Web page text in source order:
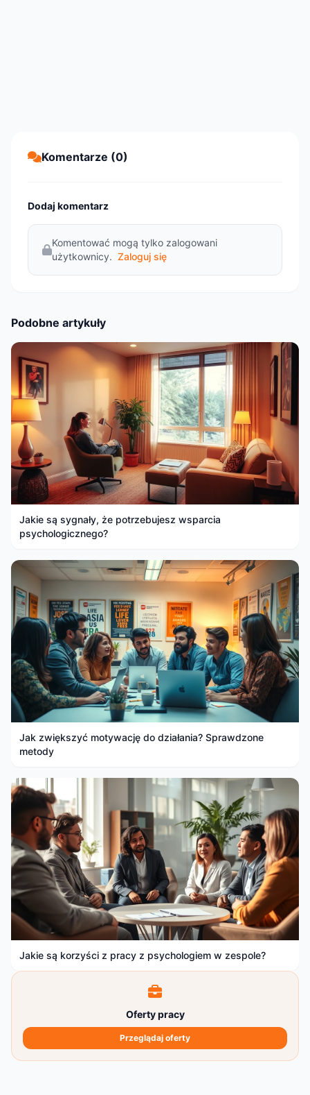
Komentarze (0)
Dodaj komentarz
Komentować mogą tylko zalogowani
użytkownicy. Zaloguj się
Podobne artykuły
Jakie są sygnały, że potrzebujesz wsparcia
psychologicznego?
Jak zwiększyć motywację do działania? Sprawdzone
metody
Jakie są korzyści z pracy z psychologiem w zespole?
Oferty pracy
Przeglądaj oferty